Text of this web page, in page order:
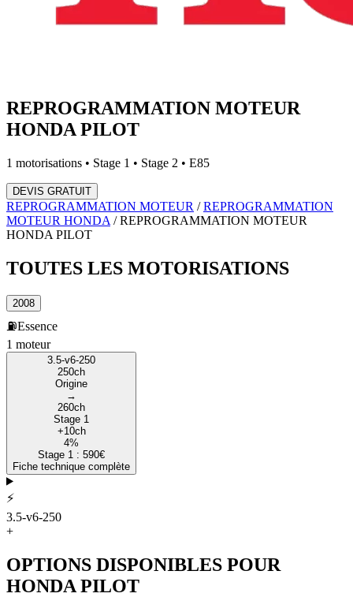
REPROGRAMMATION MOTEUR
HONDA PILOT
1 motorisations • Stage 1 • Stage 2 • E85
DEVIS GRATUIT
REPROGRAMMATION MOTEUR /REPROGRAMMATION
MOTEUR HONDA /REPROGRAMMATION MOTEUR
HONDA PILOT
TOUTES LES MOTORISATIONS
2008
⛽Essence
1 moteur
3.5-v6-250
250ch
Origine
→
260ch
Stage 1
+10ch
4%
Stage 1 : 590€
Fiche technique complète
⚡
3.5-v6-250
+
OPTIONS DISPONIBLES POUR
HONDA PILOT